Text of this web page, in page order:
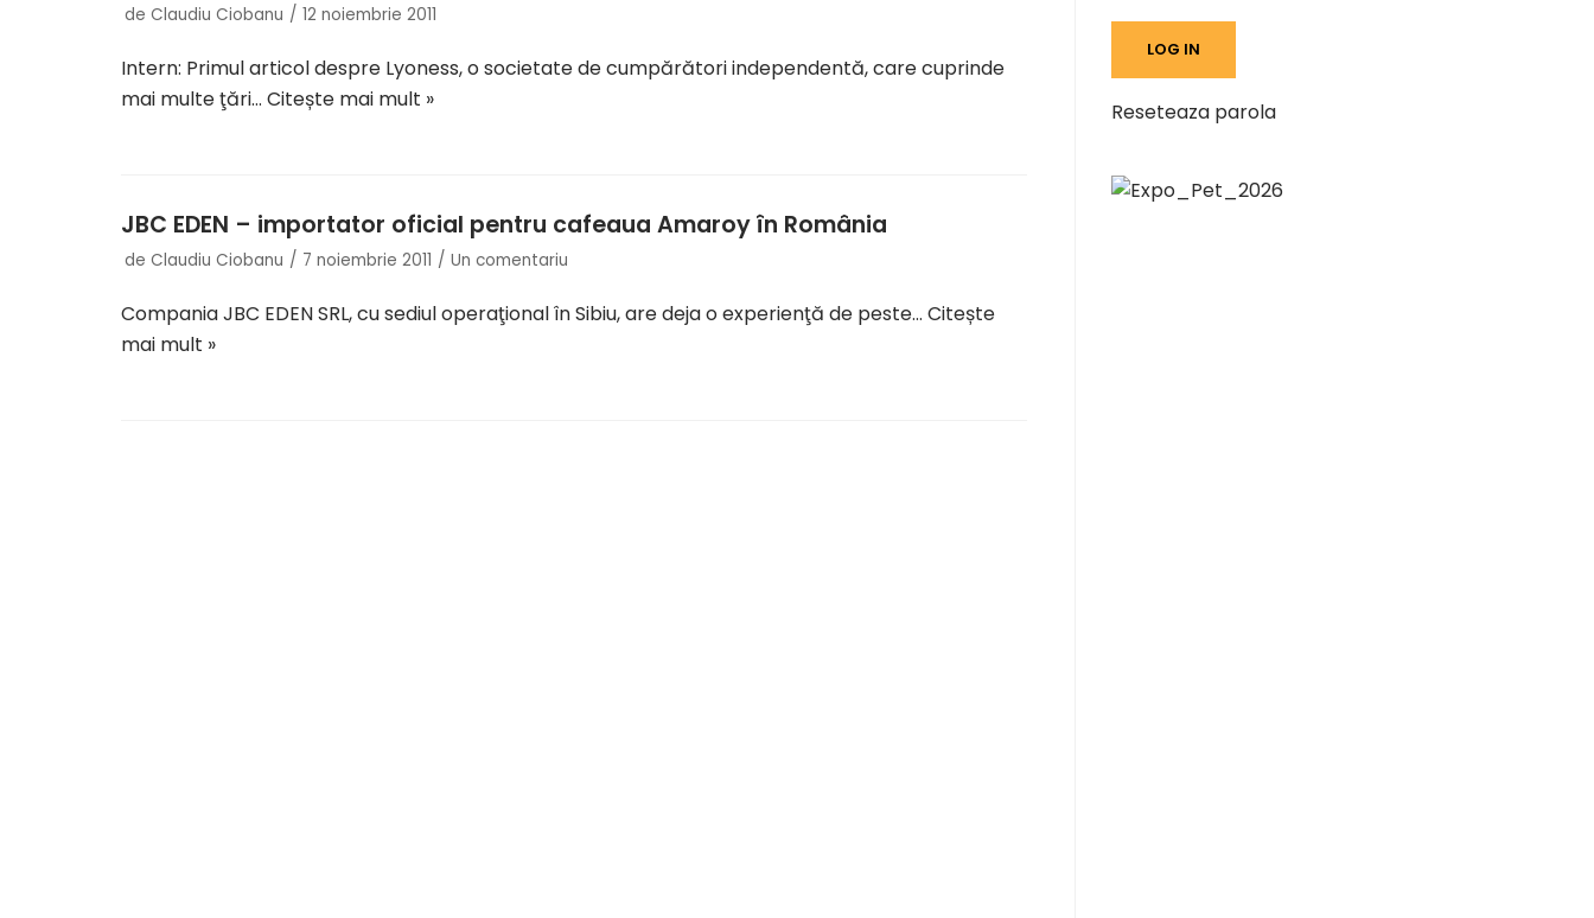
de Claudiu Ciobanu 12 noiembrie 2011
Intern: Primul articol despre Lyoness, o societate de cumpărători independentă, care cuprinde
mai multe ţări… Citește mai mult »
JBC EDEN – importator oficial pentru cafeaua Amaroy în România
de Claudiu Ciobanu 7 noiembrie 2011 Un comentariu
Compania JBC EDEN SRL, cu sediul operaţional în Sibiu, are deja o experienţă de peste… Citește
mai mult »
Reseteaza parola